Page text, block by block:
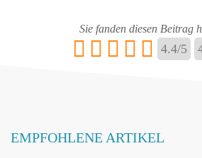
Sie fanden diesen Beitrag
4.4/5
EMPFOHLENE ARTIKEL